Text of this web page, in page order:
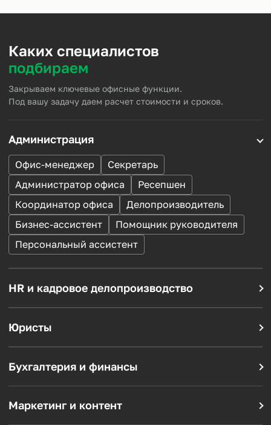
Каких специалистов
подбираем
Закрываем ключевые офисные функции.
Под вашу задачу даем расчет стоимости и сроков.
Администрация
Офис-менеджер
Секретарь
Администратор офиса
Ресепшен
Координатор офиса
Делопроизводитель
Бизнес-ассистент
Помощник руководителя
Персональный ассистент
HR и кадровое делопроизводство
Рекрутер
Инспектор отдела кадров
Специалист по кадровому учету
Воинский учет
Юристы
Договорной юрист
Юрисконсульт
Помощник юриста
Бухгалтерия и финансы
Бухгалтер на участок
Главный бухгалтер
Маркетинг и контент